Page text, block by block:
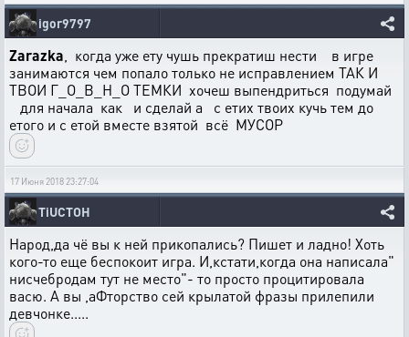
igor9797
Zarazka , когда уже ету чушь прекратиш нести в игре
занимаются чем попало только не исправлением ТАК И
ТВОИ Г_О_В_Н_О ТЕМКИ хочеш выпендриться подумай
для начала как и сделай а с етих твоих кучь тем до
етого и с етой вместе взятой всё МУСОР
17 Июня 2018 23:27:04
TiUCTOH
Народ,да чё вы к ней прикопались? Пишет и ладно! Хоть
кого-то еще беспокоит игра. И,кстати,когда она написала"
нисчебродам тут не место"- то просто процитировала
васю. А вы ,аФторство сей крылатой фразы прилепили
девчонке.....